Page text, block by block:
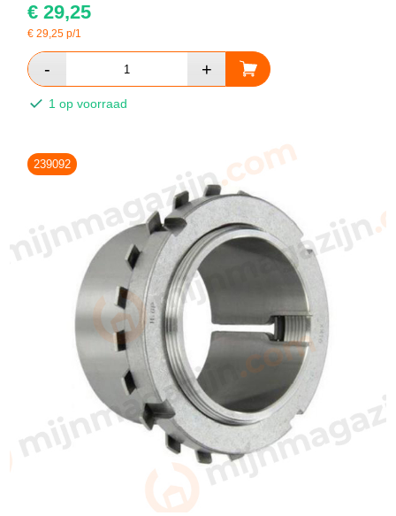
€ 29,25
€29,25 p/1
1 op voorraad
239092